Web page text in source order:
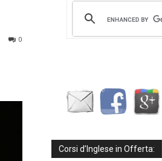
0
Corsi d’Inglese in Offerta: